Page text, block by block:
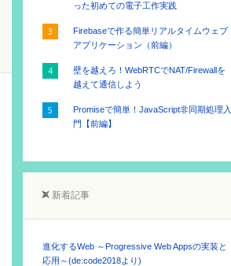
った初めての電子工作実践
Firebaseで作る簡単リアルタイムウェブ
アプリケーション（前編）
壁を越えろ！WebRTCでNAT/Firewallを
越えて通信しよう
Promiseで簡単！JavaScript非同期処理入
門【前編】
新着記事
進化するWeb ～Progressive Web Appsの実装と
応用～(de:code2018より)